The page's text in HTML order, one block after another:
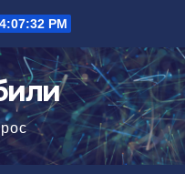
4:07:33 PM